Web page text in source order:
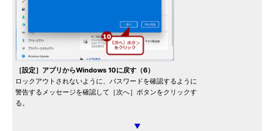
［設定］アプリからWindows 10に戻す（6）
ロックアウトされないように、パスワードを確認するように
警告するメッセージを確認して［次へ］ボタンをクリックす
る。
▼